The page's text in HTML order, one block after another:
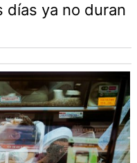
días ya no duran